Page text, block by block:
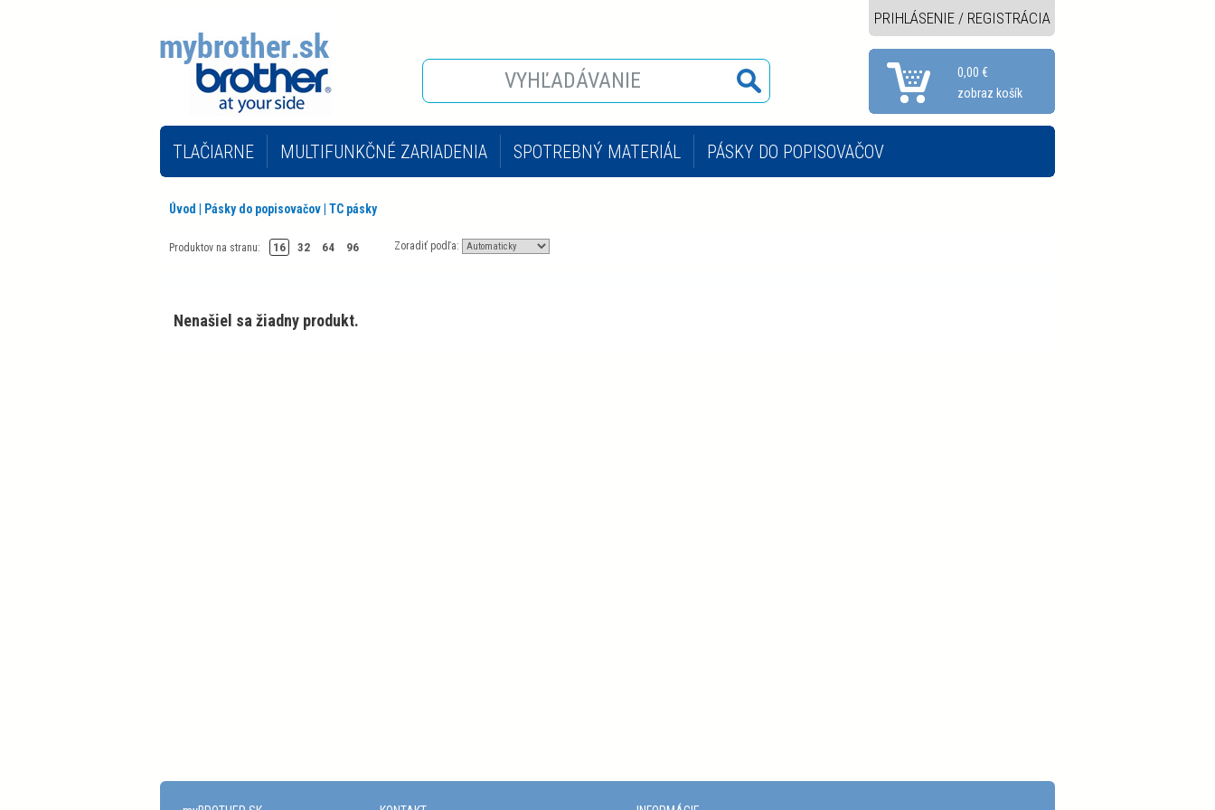
PRIHLÁSENIE / REGISTRÁCIA
0,00 €
zobraz košík
TLAČIARNE MULTIFUNKČNÉ ZARIADENIA SPOTREBNÝ MATERIÁL PÁSKY DO POPISOVAČOV
INÉ KANCELÁRSKE STROJE
Úvod Pásky do popisovačov TC pásky
Produktov na stranu: 16 32 64 96 Zoradiť podľa:
Nenašiel sa žiadny produkt.